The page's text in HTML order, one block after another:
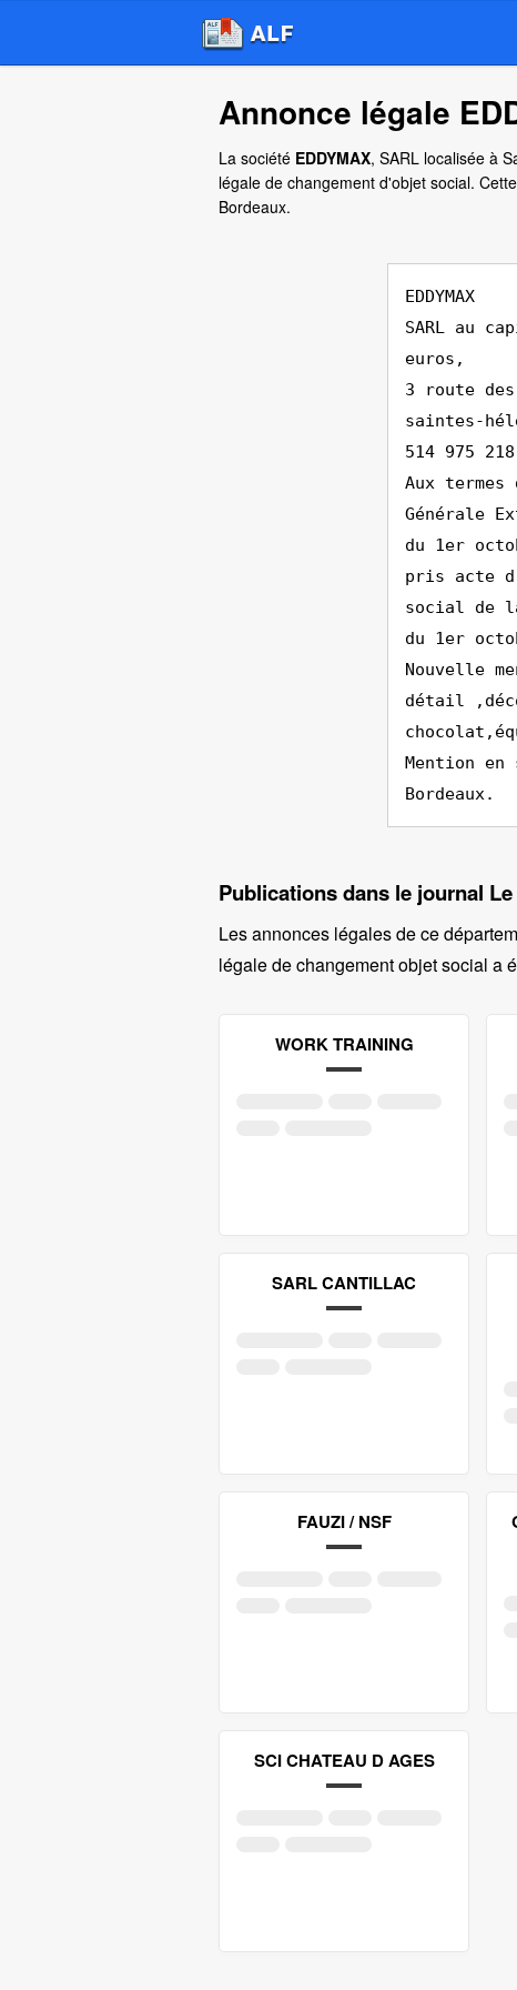
Annonce légale
La société EDDYMAX, SARL localisée à
légale de changement d'objet social.
Bordeaux.
EDDYMAX
SARL au
euros,
3 route
saintes-
514 975
Aux termes
Générale
du 1er
pris acte
social de
du 1er
Nouvelle
détail
Mention en
Bordeaux.
Publications dans le journal
Les annonces légales de ce
légale de changement objet social a
WORK TRAINING
SARL CANTILLAC
FAUZI / NSF
SCI CHATEAU D AGES